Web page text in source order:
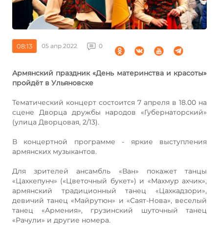
08:13 05 апр 2022 0
Армянский праздник «День материнства и красоты»
пройдёт в Ульяновске
Тематический концерт состоится 7 апреля в 18.00 на
сцене Дворца дружбы народов «Губернаторский»
(улица Дворцовая, 2/13).
В концертной программе - яркие выступления
армянских музыкантов.
Для зрителей ансамбль «Ван» покажет танцы
«Цахкепунч» («Цветочный букет») и «Махмур ахчик»,
армянский традиционный танец «Цахкадзори»,
девичий танец «Майрутюн» и «Саят-Нова», веселый
танец «Армения», грузинский шуточный танец
«Рачули» и другие номера.